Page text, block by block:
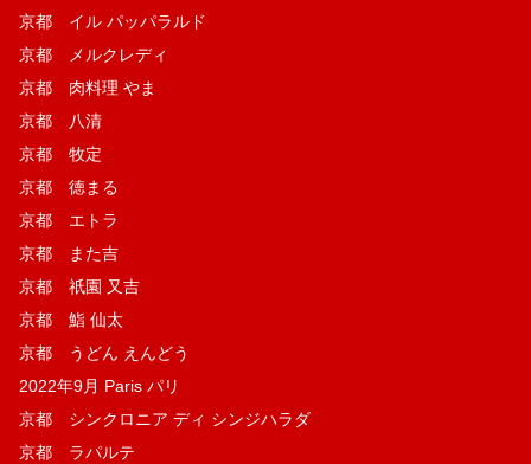
京都 イル パッパラルド
京都 メルクレディ
京都 肉料理 やま
京都 八清
京都 牧定
京都 徳まる
京都 エトラ
京都 また吉
京都 祇園 又吉
京都 鮨 仙太
京都 うどん えんどう
2022年9月 Paris パリ
京都 シンクロニア ディ シンジハラダ
京都 ラパルテ